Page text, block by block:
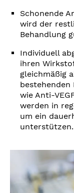
Schonende
wird der
Behandlung
Individuell
ihren
gleichmäßig
wie Anti-
werden in
um ein
unterstützen.